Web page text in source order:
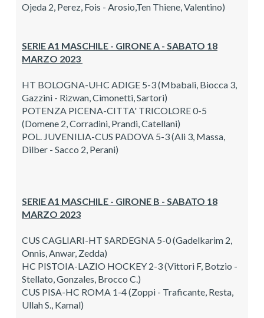
Ojeda 2, Perez, Fois - Arosio,Ten Thiene, Valentino)
SERIE A1 MASCHILE - GIRONE A - SABATO 18
MARZO 2023
HT BOLOGNA-UHC ADIGE 5-3 (Mbabali, Biocca 3,
Gazzini - Rizwan, Cimonetti, Sartori)
POTENZA PICENA-CITTA' TRICOLORE 0-5
(Domene 2, Corradini, Prandi, Catellani)
POL. JUVENILIA-CUS PADOVA 5-3 (Ali 3, Massa,
Dilber - Sacco 2, Perani)
SERIE A1 MASCHILE - GIRONE B - SABATO 18
MARZO 2023
CUS CAGLIARI-HT SARDEGNA 5-0 (Gadelkarim 2,
Onnis, Anwar, Zedda)
HC PISTOIA-LAZIO HOCKEY 2-3 (Vittori F, Botzio -
Stellato, Gonzales, Brocco C.)
CUS PISA-HC ROMA 1-4 (Zoppi - Traficante, Resta,
Ullah S., Kamal)